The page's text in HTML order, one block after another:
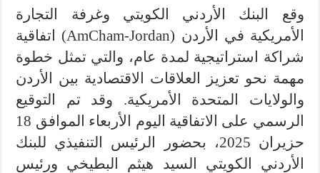
وقع البنك الأردني الكويتي وغرفة التجارة
الأمريكية في الأردن (AmCham-Jordan) اتفاقية
شراكة استراتيجية لمدة عام، والتي تمثل خطوة
مهمة نحو تعزيز العلاقات الاقتصادية بين الأردن
والولايات المتحدة الأمريكية. وقد تم التوقيع
الرسمي على الاتفاقية اليوم الأربعاء الموافق 18
حزيران 2025، بحضور الرئيس التنفيذي للبنك
الأردني الكويتي السيد هيثم البطيخي ورئيس